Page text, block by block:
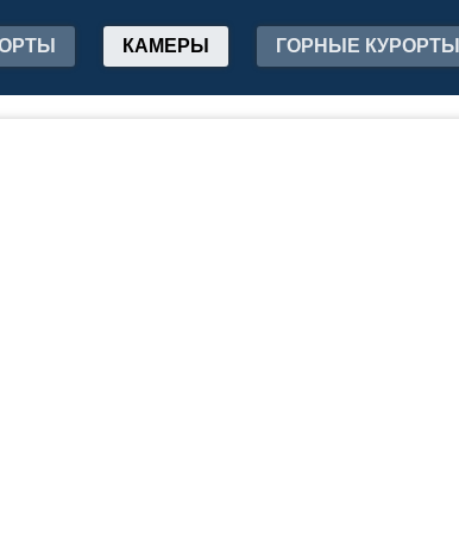
КАМЕРЫ ГОРНЫЕ КУРОРТЫ